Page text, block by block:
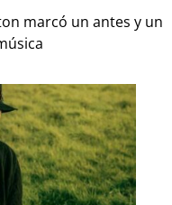
marcó un antes y un